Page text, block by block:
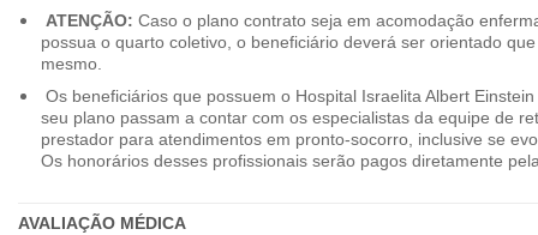
ATENÇÃO: Caso o plano contrato seja em acomodação
possua o quarto coletivo, o beneficiário deverá ser orientado
mesmo.
Os beneficiários que possuem o Hospital Israelita Albert
seu plano passam a contar com os especialistas da equipe de
prestador para atendimentos em pronto-socorro, inclusive se
Os honorários desses profissionais serão pagos diretamente
AVALIAÇÃO MÉDICA